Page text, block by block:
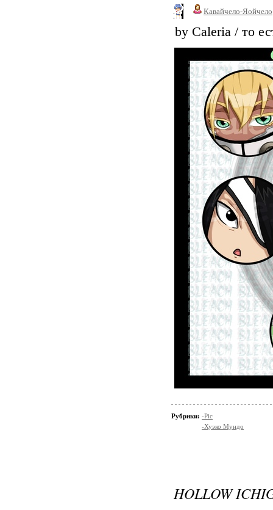
Кавайчело-Яойчело
by Caleria / то
Рубрики: -Pic
-Хуэко Мундо
HOLLOW